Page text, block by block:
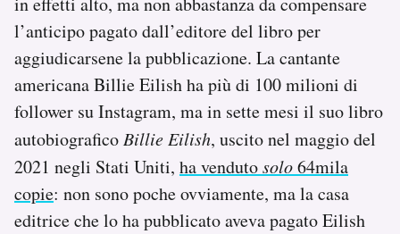
l’anticipo pagato dall’editore del libro per
aggiudicarsene la pubblicazione. La cantante
americana Billie Eilish ha più di 100 milioni di
follower su Instagram, ma in sette mesi il suo libro
autobiografico Billie Eilish, uscito nel maggio del
2021 negli Stati Uniti, ha vendutosolo64mila
copie: non sono poche ovviamente, ma la casa
editrice che lo ha pubblicato aveva pagato Eilish